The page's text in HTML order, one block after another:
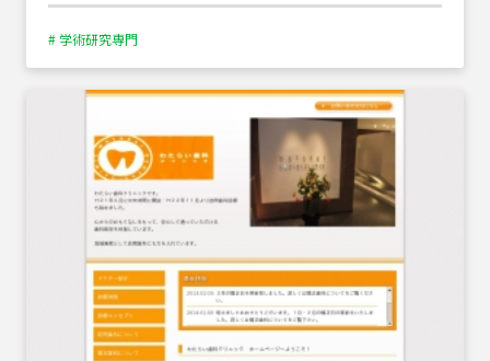
# 学術研究専門